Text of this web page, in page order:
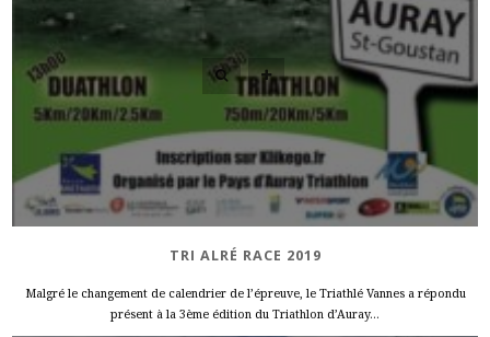
TRI ALRÉ RACE 2019
Malgré le changement de calendrier de l’épreuve, le Triathlé Vannes a répondu
présent à la 3ème édition du Triathlon d’Auray...